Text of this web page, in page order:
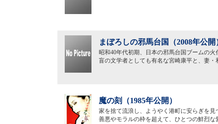
まぼろしの邪馬台国（2008年公開
昭和40年代初期、日本の邪馬台国ブームの
盲の文学者としても有名な宮崎康平と、妻
魔の刻（1985年公開）
家を捨て流浪し、ようやく港町に安らぎを
善悪やモラルの枠を超えて、ひとつの鮮烈